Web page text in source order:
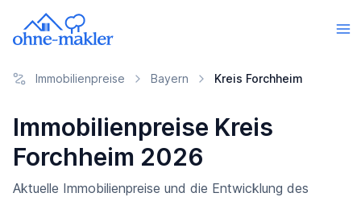
Immobilienpreise Bayern Kreis Forchheim
Immobilienpreise Kreis
Forchheim 2026
Aktuelle Immobilienpreise und die Entwicklung des